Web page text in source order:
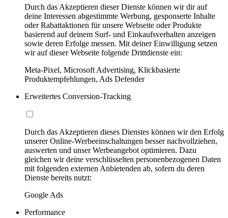
Durch das Akzeptieren dieser Dienste können wir dir auf
deine Interessen abgestimmte Werbung, gesponserte Inhalte
oder Rabattaktionen für unsere Webseite oder Produkte
basierend auf deinem Surf- und Einkaufsverhalten anzeigen
sowie deren Erfolge messen. Mit deiner Einwilligung setzen
wir auf dieser Webseite folgende Drittdienste ein:
Meta-Pixel, Microsoft Advertising, Klickbasierte
Produktempfehlungen, Ads Defender
Erweitertes Conversion-Tracking
Durch das Akzeptieren dieses Dienstes können wir den Erfolg
unserer Online-Werbeeinschaltungen besser nachvollziehen,
auswerten und unser Werbeangebot optimieren. Dazu
gleichen wir deine verschlüsselten personenbezogenen Daten
mit folgenden externen Anbietenden ab, sofern du deren
Dienste bereits nutzt:
Google Ads
Performance